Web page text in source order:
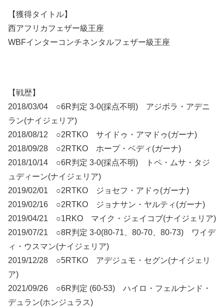
【獲得タイトル】
西アフリカフェザー級王座
WBFインターコンチネンタルフェザー級王座
【戦歴】
2018/03/04 ○6R判定 3-0(採点不明) アジボラ・アデニ
ラン(ナイジェリア)
2018/08/12 ○2RTKO サイドゥ・アマドゥ(ガーナ)
2018/09/28 ○2RTKO ホープ・ベディ(ガーナ)
2018/10/14 ○6R判定 3-0(採点不明) トペ・ムサ・タジ
ュディーン(ナイジェリア)
2019/02/01 ○2RTKO ジョセフ・アドゥ(ガーナ)
2019/02/16 ○2RTKO ジョナサン・ヤルティ(ガーナ)
2019/04/21 ○1RKO マイク・ジェイコブ(ナイジェリア)
2019/07/21 ○8R判定 3-0(80-71、80-70、80-73) ワイデ
ィ・ウスマン(ナイジェリア)
2019/12/28 ○5RTKO アデジュモ・セグン(ナイジェリ
ア)
2021/09/26 ○6R判定 (60-53) ハイロ・フェルナンド・
デュラン(ホンジュラス)